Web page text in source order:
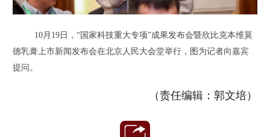
10月19日，“国家科技重大专项”成果发布会暨欣比克本维莫
德乳膏上市新闻发布会在北京人民大会堂举行，图为记者向嘉宾
提问。
（责任编辑：郭文培）